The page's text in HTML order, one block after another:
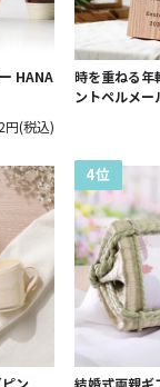
HANA
円(税込)
時を重ねる年
ントペルメー